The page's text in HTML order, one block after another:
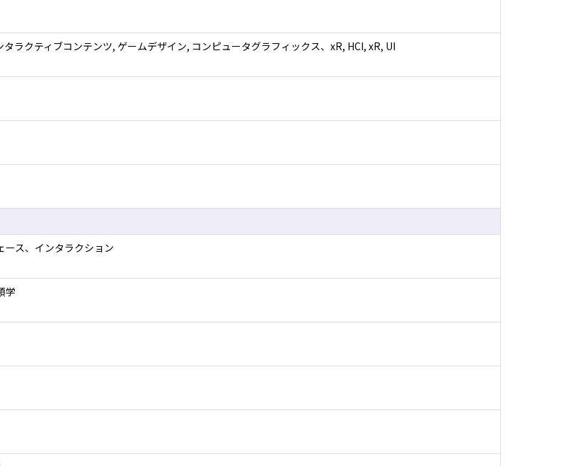
タラクティブコンテンツ, ゲームデザイン, コンピュータグラフィックス、xR, HCI, xR, UI
ース、インタラクション
学